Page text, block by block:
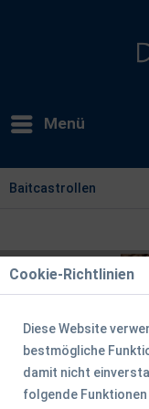
Menü
Baitcastrollen
Cookie-Richtlinien
Diese Website
bestmögliche
damit nicht
folgende